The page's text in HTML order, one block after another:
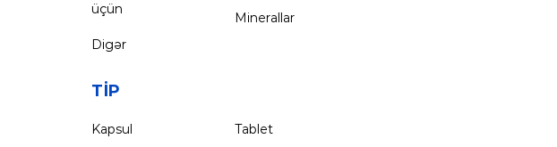
üçün
Minerallar
Digər
TIP
Kapsul
Tablet